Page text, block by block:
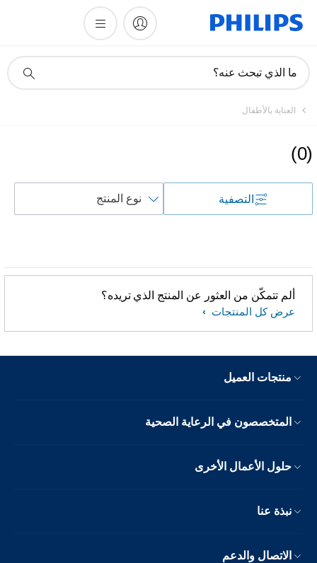
دعم
ما الذي تبحث عنه؟
العناية بالأطفال
(
0
)
التصفية
حسب
ألم تتمكّن من العثور عن المنتج الذي تريده؟
عرض كل المنتجات
منتجات العميل
المتخصصون في الرعاية الصحية
حلول الأعمال الأخرى
نبذة عنا
الاتصال والدعم